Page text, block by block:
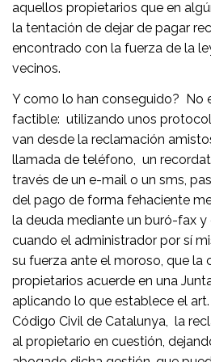
aquellos propietarios que en
la tentación de dejar de pagar
encontrado con la fuerza de la
vecinos.
Y como lo han conseguido? No
factible: utilizando unos
van desde la reclamación
llamada de teléfono, un
través de un e-mail o un sms,
del pago de forma fehaciente
la deuda mediante un buró-fax y
cuando el administrador por sí
su fuerza ante el moroso, que la
propietarios acuerde en una
aplicando lo que establece el
Código Civil de Catalunya, la
al propietario en cuestión,